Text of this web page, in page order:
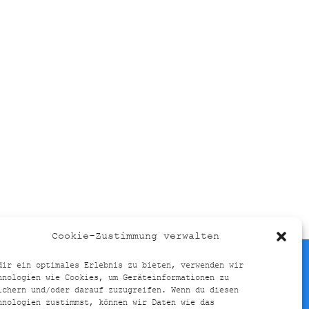
Cookie-Zustimmung verwalten
dir ein optimales Erlebnis zu bieten, verwenden wir
wie Cookies, um Geräteinformationen zu
und/oder darauf zuzugreifen. Wenn du diesen
zustimmst, können wir Daten wie das